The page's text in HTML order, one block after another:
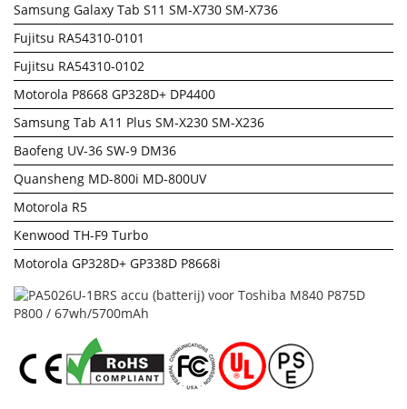
Samsung Galaxy Tab S11 SM-X730 SM-X736
Fujitsu RA54310-0101
Fujitsu RA54310-0102
Motorola P8668 GP328D+ DP4400
Samsung Tab A11 Plus SM-X230 SM-X236
Baofeng UV-36 SW-9 DM36
Quansheng MD-800i MD-800UV
Motorola R5
Kenwood TH-F9 Turbo
Motorola GP328D+ GP338D P8668i